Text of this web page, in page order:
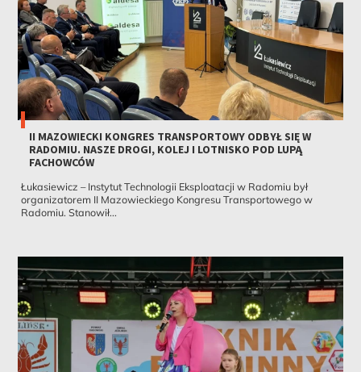
II MAZOWIECKI KONGRES TRANSPORTOWY ODBYŁ SIĘ W
RADOMIU. NASZE DROGI, KOLEJ I LOTNISKO POD LUPĄ
FACHOWCÓW
Łukasiewicz – Instytut Technologii Eksploatacji w Radomiu był
organizatorem II Mazowieckiego Kongresu Transportowego w
Radomiu. Stanowił...